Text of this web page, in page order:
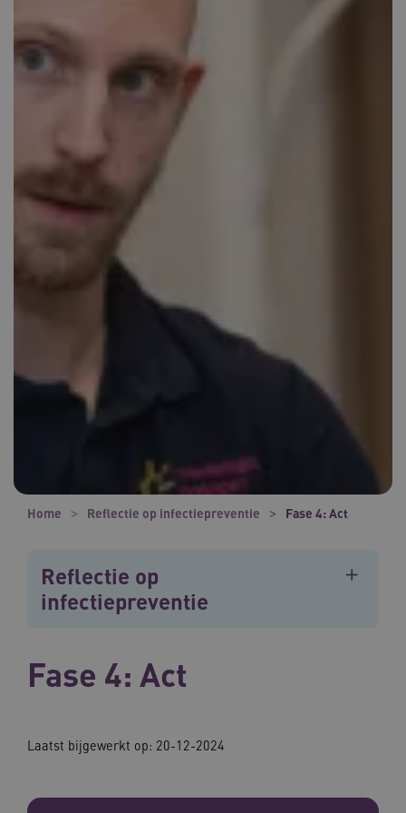
Home Reflectie op infectiepreventie Fase 4: Act
Reflectie op
infectiepreventie
Fase 4: Act
Laatst bijgewerkt op: 20-12-2024